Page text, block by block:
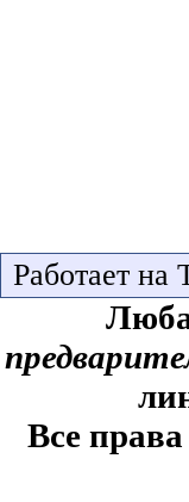
Работает на
Все